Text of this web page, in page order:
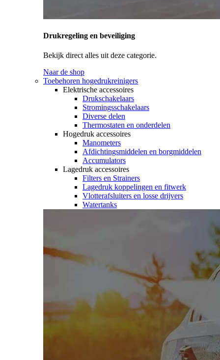
Drukregeling en beveiliging
Bekijk direct alles uit deze categorie.
Naar de shop
Toebehoren hogedrukreinigers
Elektrische accessoires
Drukschakelaars
Stromingsschakelaars
Diverse delen
Thermostaten en onderdelen
Hogedruk accessoires
Manometers
Afdichtingsmiddelen en borgmiddelen
Accumulators
Lagedruk accessoires
Filters en Strainers
Lagedruk koppelingen en fitwerk
Vlotterafsluiters en losse drijvers
Watertanks